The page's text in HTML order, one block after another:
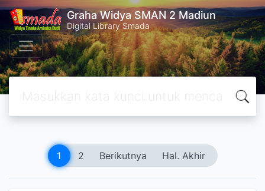
Graha Widya SMAN 2 Madiun
Digital Library Smada
1 2 Berikutnya Hal. Akhir